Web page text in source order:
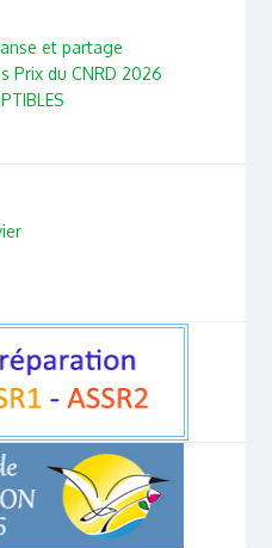
et partage
Prix du CNRD 2026